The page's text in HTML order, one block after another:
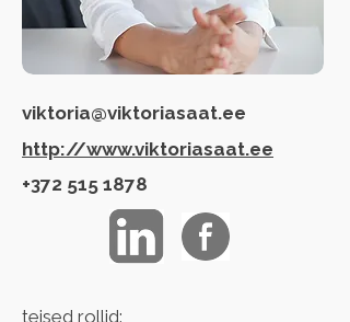
viktoria@viktoriasaat.ee
http://www.viktoriasaat.ee
+372 515 1878
teised rollid: